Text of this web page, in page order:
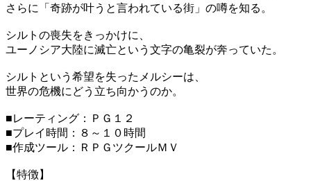
さらに「奇跡が叶うと言われている街」の噂を知る。
シルトの喪失をきっかけに、
ユーノシア大陸に滅亡という文字の亀裂が奔っていた。
シルトという希望を失ったメルシーは、
世界の危機にどう立ち向かうのか。
■レーティング：ＰＧ１２
■プレイ時間：８～１０時間
■作成ツール：ＲＰＧツクールＭＶ
【特徴】